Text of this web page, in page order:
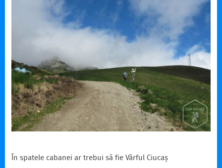
În spatele cabanei ar trebui să fie Vârful Ciucaș